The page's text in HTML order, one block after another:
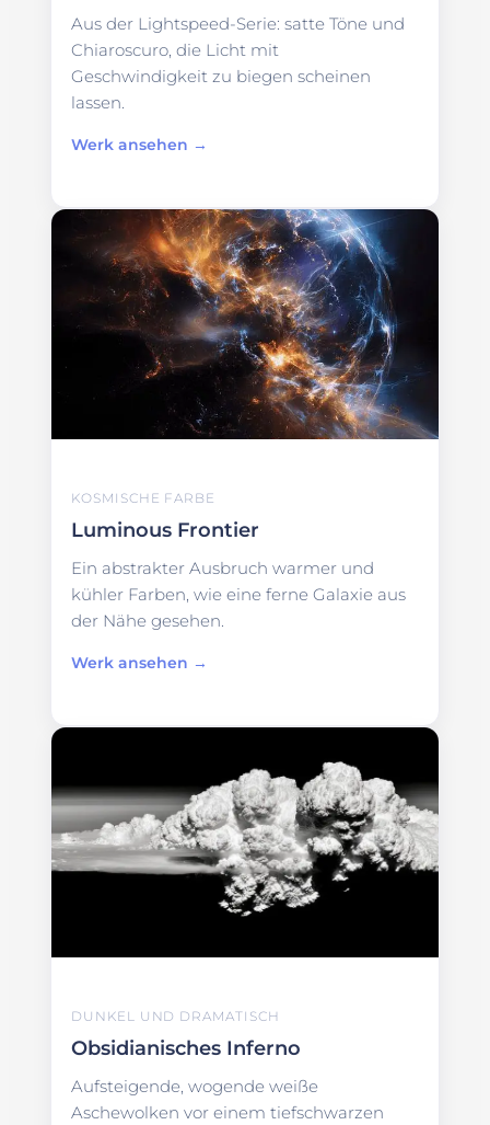
Aus der Lightspeed-Serie: satte Töne und
Chiaroscuro, die Licht mit
Geschwindigkeit zu biegen scheinen
lassen.
Werk ansehen →
KOSMISCHE FARBE
Luminous Frontier
Ein abstrakter Ausbruch warmer und
kühler Farben, wie eine ferne Galaxie aus
der Nähe gesehen.
Werk ansehen →
DUNKEL UND DRAMATISCH
Obsidianisches Inferno
Aufsteigende, wogende weiße
Aschewolken vor einem tiefschwarzen